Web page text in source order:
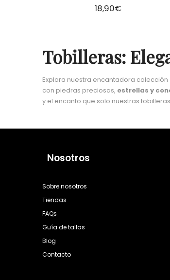
18,90€
Tobilleras:
Explora nuestra encantadora
con piedras preciosas, estrellas y
y el encanto que solo nuestras
Nosotros
Sobre nosotros
Tiendas
FAQs
Guía de tallas
Blog
Contacto